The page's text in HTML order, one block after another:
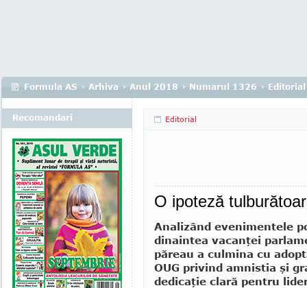
Formula AS › Arhiva › Anul 2018 › Numarul 1326 › Editorial
Editorial
O ipoteză
Analizând evenimentele
dinaintea vacanţei
păreau a culmina cu
OUG privind amnistia şi
dedicaţie clară pentru
Recomandari